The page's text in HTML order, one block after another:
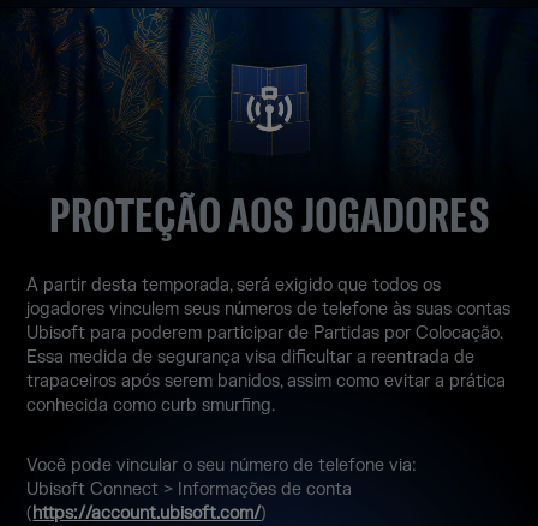
PROTEÇÃO AOS JOGADORES
A partir desta temporada, será exigido que todos os
jogadores vinculem seus números de telefone às suas contas
Ubisoft para poderem participar de Partidas por Colocação.
Essa medida de segurança visa dificultar a reentrada de
trapaceiros após serem banidos, assim como evitar a prática
conhecida como curb smurfing.
Você pode vincular o seu número de telefone via:
Ubisoft Connect > Informações de conta
(https://account.ubisoft.com/)